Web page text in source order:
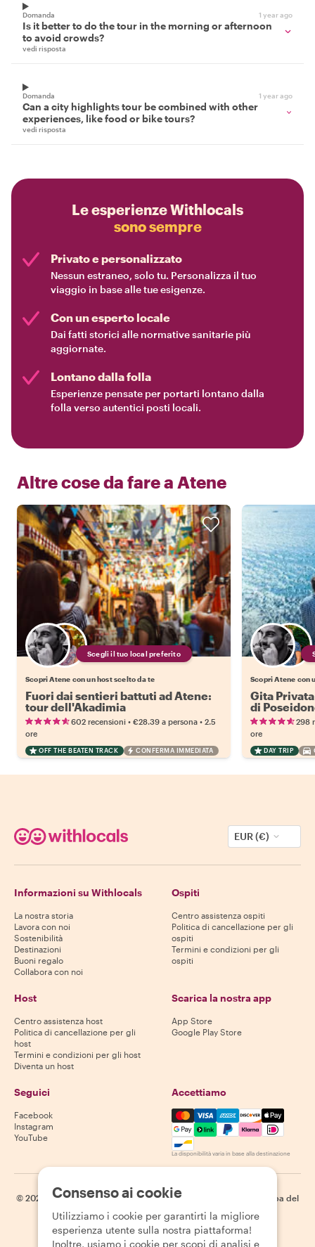
Domanda 1 year ago
Is it better to do the tour in the morning or afternoon
to avoid crowds?
vedi risposta
Domanda 1 year ago
Can a city highlights tour be combined with other
experiences, like food or bike tours?
vedi risposta
Le esperienze Withlocals
sono sempre
Privato e personalizzato
Nessun estraneo, solo tu. Personalizza il tuo
viaggio in base alle tue esigenze.
Con un esperto locale
Dai fatti storici alle normative sanitarie più
aggiornate.
Lontano dalla folla
Esperienze pensate per portarti lontano dalla
folla verso autentici posti locali.
Altre cose da fare a Atene
Scegli il tuo local preferito
Scopri Atene con un host scelto da te
Fuori dai sentieri battuti ad Atene:
tour dell'Akadimia
602 recensioni • €28.39 a persona • 2.5
ore
OFF THE BEATEN TRACK CONFERMA IMMEDIATA
Scopri Atene con
Gita
di
298
ore
DAY TRIP
EUR (€)
Informazioni su Withlocals
La nostra storia
Lavora con noi
Sostenibilità
Destinazioni
Buoni regalo
Collabora con noi
Ospiti
Centro assistenza ospiti
Politica di cancellazione per gli
ospiti
Termini e condizioni per gli
ospiti
Host
Centro assistenza host
Politica di cancellazione per gli
host
Termini e condizioni per gli host
Diventa un host
Scarica la nostra app
App Store
Google Play Store
Seguici
Facebook
Instagram
YouTube
Accettiamo
Mastercard, Visa, Amex,
La disponibilità varia in base alla destinazione
© 2026 Withlocals.com | Informativa sulla privacy
Mappa del
Consenso ai cookie
Utilizziamo i cookie per garantirti la migliore
esperienza utente sulla nostra piattaforma!
Inoltre, usiamo i cookie per scopi di analisi e